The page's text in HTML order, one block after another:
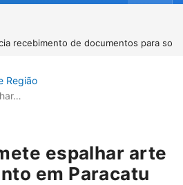
documentos para solicitação do
Região
espalhar arte
em Paracatu